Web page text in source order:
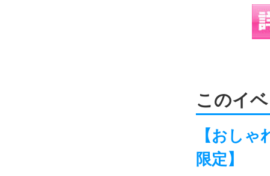
このイ
【おし
限定】